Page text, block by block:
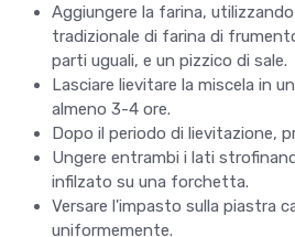
Aggiungere la farina,
tradizionale di farina di
parti uguali, e un pizzico di sale.
Lasciare lievitare la miscela in
almeno 3-4 ore.
Dopo il periodo di lievitazione,
Ungere entrambi i lati
infilzato su una forchetta.
Versare l'impasto sulla piastra
uniformemente.